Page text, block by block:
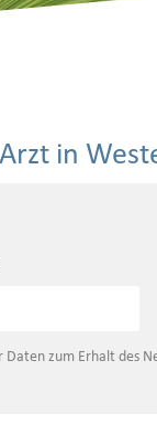
in
zum Erhalt des